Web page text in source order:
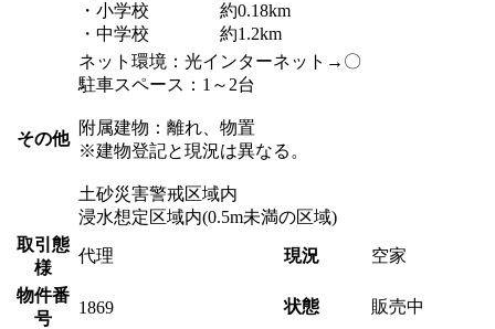
・小学校 約0.18km
・中学校 約1.2km
その他
ネット環境：光インターネット→〇
駐車スペース：1～2台
附属建物：離れ、物置
※建物登記と現況は異なる。
土砂災害警戒区域内
浸水想定区域内(0.5m未満の区域)
取引態
様
代理 現況 空家
物件番
号
1869 状態 販売中